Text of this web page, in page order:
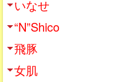
いなせ
“N”Shico
飛豚
女肌